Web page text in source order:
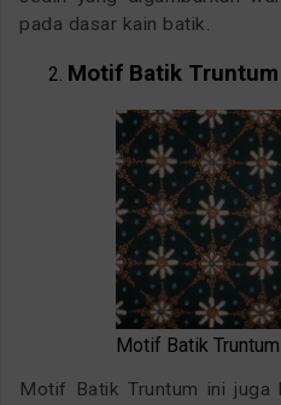
pada dasar kain batik.
Motif Batik Truntum
Motif Batik Truntum
Motif Batik Truntum ini juga